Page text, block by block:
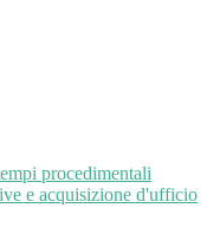
procedimentali
e acquisizione d'ufficio